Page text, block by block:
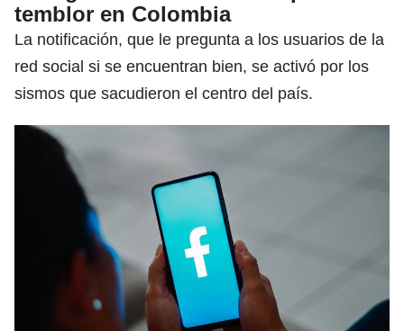
temblor en Colombia
La notificación, que le pregunta a los usuarios de la
red social si se encuentran bien, se activó por los
sismos que sacudieron el centro del país.